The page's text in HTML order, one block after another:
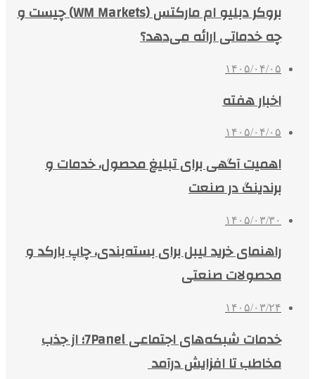
بروکر دبلیو ام مارکتس (WM Markets) چیست و
چه خدماتی ارائه می‌دهد؟
۱۴۰۵/۰۴/۰۵
اخبار هفته
۱۴۰۵/۰۴/۰۵
اهمیت آگهی برای تبلیغ محصول، خدمات و
برندینگ در صنعت
۱۴۰۵/۰۳/۳۰
راهنمای خرید لیبل برای بسته‌بندی، چاپ بارکد و
محصولات صنعتی
۱۴۰۵/۰۳/۲۴
خدمات شبکه‌های اجتماعی 7Panel؛ از جذب
مخاطب تا افزایش درآمد